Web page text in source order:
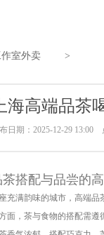
作室外卖 >
上海高端品茶
日期：2025-12-29 13:00
搭配与品尝的
充满韵味的城市，高端
面，茶与食物的搭配需